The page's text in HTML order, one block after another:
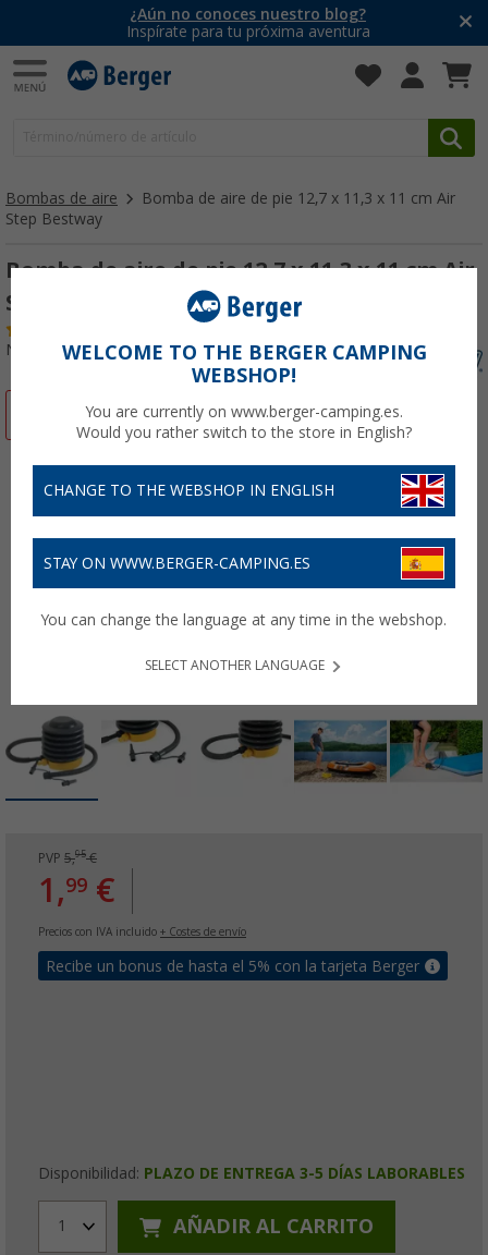
¿Aún no conoces nuestro blog?
Inspírate para tu próxima aventura
Bombas de aire
Bomba de aire de pie 12,7 x 11,3 x 11 cm Air
Step Bestway
Bomba de aire de pie 12,7 x 11,3 x 11 cm Air
Step Bestway
Nº de artículo 548665
PVP 5,95€
1,99 €
Precios con IVA incluido + Costes de envío
Recibe un bonus de hasta el 5% con la tarjeta Berger
Disponibilidad: PLAZO DE ENTREGA 3-5 DÍAS LABORABLES
1 AÑADIR AL CARRITO
WELCOME TO THE BERGER CAMPING
WEBSHOP!
You are currently on www.berger-camping.es.
Would you rather switch to the store in English?
CHANGE TO THE WEBSHOP IN ENGLISH
STAY ON WWW.BERGER-CAMPING.ES
You can change the language at any time in the webshop.
SELECT ANOTHER LANGUAGE